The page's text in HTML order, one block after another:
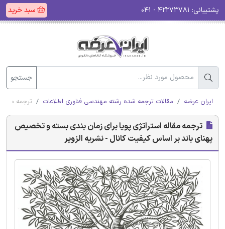
پشتیبانی: سبد خرید
جستجو
ایران عرضه مقالات ترجمه شده رشته مهندسی فناوری اطلاعات ترجمه
ترجمه مقاله استراتژی پویا برای زمان بندی بسته و تخصیص
پهنای باند بر اساس کیفیت کانال - نشریه الزویر